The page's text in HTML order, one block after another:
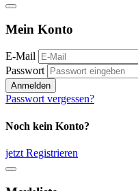
Mein Konto
E-Mail
Passwort
Anmelden
Passwort vergessen?
Noch kein Konto?
jetzt Registrieren